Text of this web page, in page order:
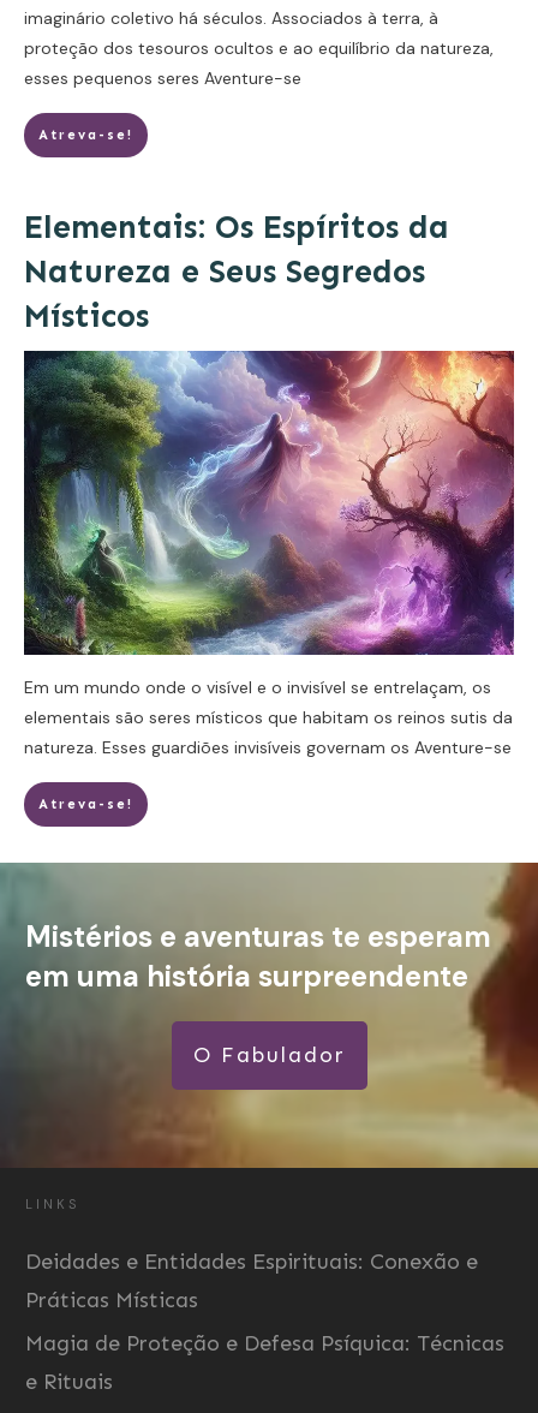
imaginário coletivo há séculos. Associados à terra, à
proteção dos tesouros ocultos e ao equilíbrio da natureza,
esses pequenos seres Aventure-se
Atreva-se!
Elementais: Os Espíritos da
Natureza e Seus Segredos
Místicos
Em um mundo onde o visível e o invisível se entrelaçam, os
elementais são seres místicos que habitam os reinos sutis da
natureza. Esses guardiões invisíveis governam os Aventure-se
Atreva-se!
Mistérios e aventuras te esperam
em uma história surpreendente
O Fabulador
LINKS
Deidades e Entidades Espirituais: Conexão e
Práticas Místicas
Magia de Proteção e Defesa Psíquica: Técnicas
e Rituais